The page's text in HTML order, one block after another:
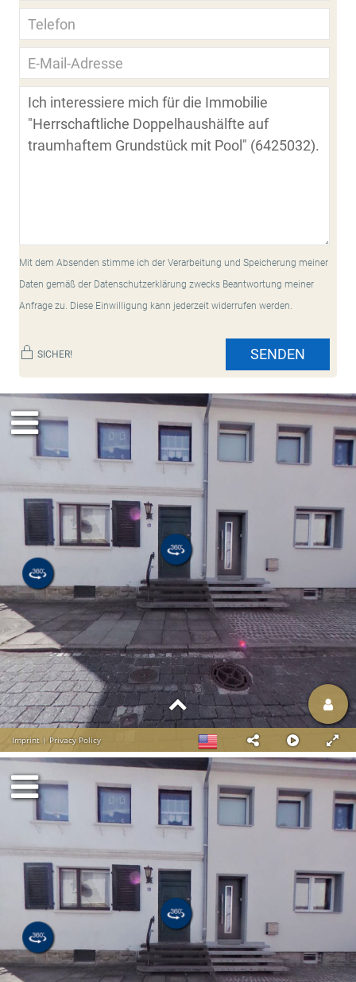
Mit dem Absenden stimme ich der Verarbeitung und Speicherung meiner
Daten gemäß der Datenschutzerklärung zwecks Beantwortung meiner
Anfrage zu. Diese Einwilligung kann jederzeit widerrufen werden.
SICHER! SENDEN